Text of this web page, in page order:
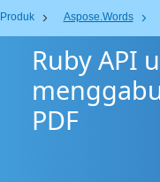
Produk Aspose.Words
Ruby API
PDF